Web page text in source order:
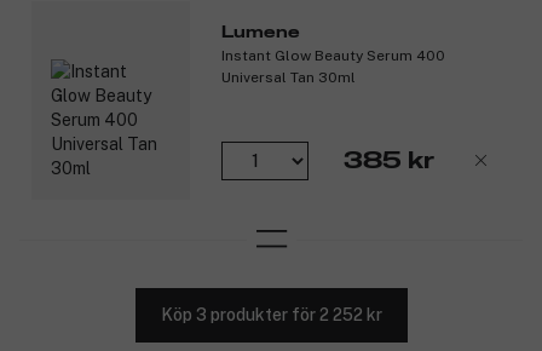
Lumene
Instant Glow Beauty Serum 400
Universal Tan 30ml
385 kr
Köp 3 produkter för 2 252 kr